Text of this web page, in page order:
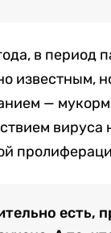
в период
известным,
—
вируса
есть,